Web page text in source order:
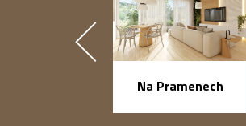
Na Pramenech